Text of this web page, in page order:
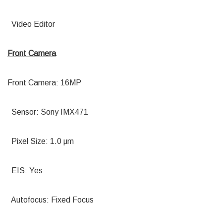
Video Editor
Front Camera
Front Camera: 16MP
Sensor: Sony IMX471
Pixel Size: 1.0 µm
EIS: Yes
Autofocus: Fixed Focus